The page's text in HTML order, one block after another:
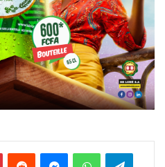
PinterestReddit MessengerWhatsAppTelegram